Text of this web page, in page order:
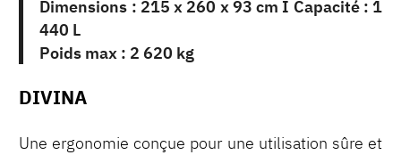
Dimensions : 215 x 260 x 93 cm I Capacité : 1
440 L
Poids max : 2 620 kg
DIVINA
Une ergonomie conçue pour une utilisation sûre et